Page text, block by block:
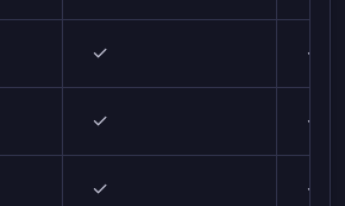
✓ ✓
✓ ✓
✓ ✓